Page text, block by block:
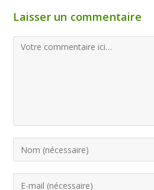
Laisser un commentaire